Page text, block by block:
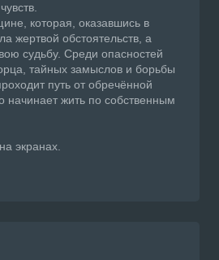
которая, оказавшись в
жертвой обстоятельств, а
судьбу. Среди опасностей
тайных замыслов и борьбы
путь от обречённой
начинает жить по собственным
экранах.